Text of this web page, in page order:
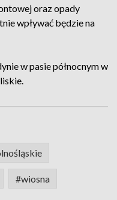
oraz opady
wpływać będzie na
w pasie północnym w
#wiosna